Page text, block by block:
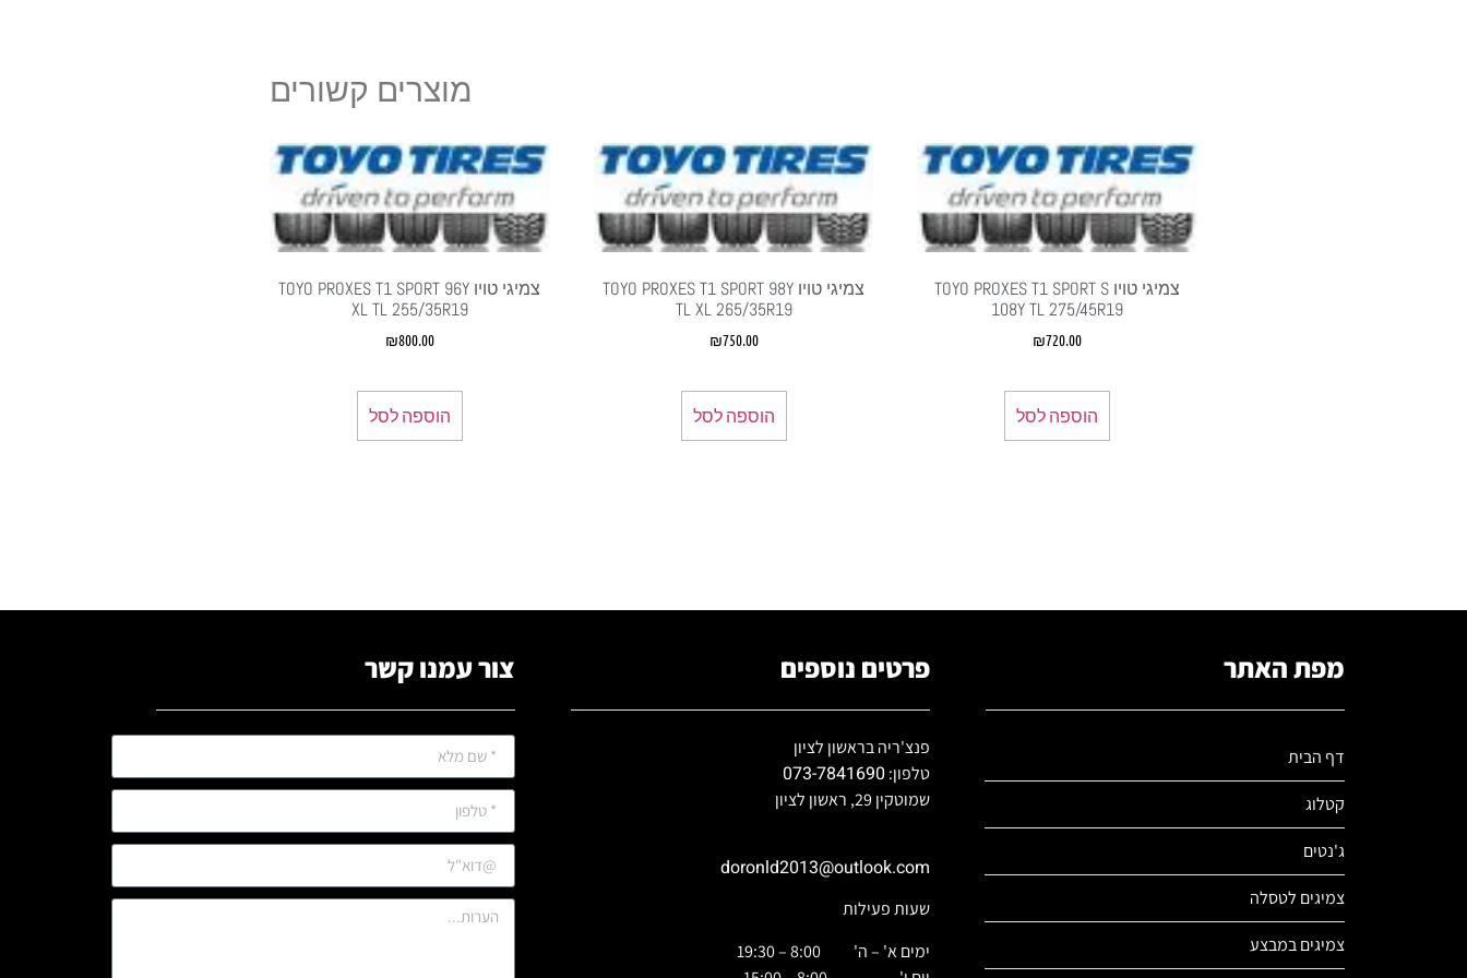
מוצרים קשורים
צמיגי טויו TOYO PROXES T1 SPORT S
108Y TL 275/45R19
₪720.00
הוספה לסל
צמיגי טויו TOYO PROXES T1 SPORT 98Y
TL XL 265/35R19
₪750.00
הוספה לסל
צמיגי טויו TOYO PROXES T1 SPORT 96Y
XL TL 255/35R19
₪800.00
הוספה לסל
מפת האתר
דף הבית
קטלוג
ג'נטים
צמיגים לטסלה
צמיגים במבצע
פרטים נוספים
פנצ'ריה בראשון לציון
טלפון:073-7841690
שמוטקין 29, ראשון לציון
doronld2013@outlook.com
שעות פעילות
ימים א' – ה' 8:00 – 19:30
צור עמנו קשר